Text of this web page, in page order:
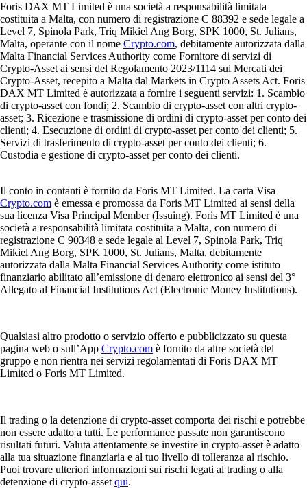
Foris DAX MT Limited è una società a responsabilità limitata
costituita a Malta, con numero di registrazione C 88392 e sede legale a
Level 7, Spinola Park, Triq Mikiel Ang Borg, SPK 1000, St. Julians,
Malta, operante con il nome Crypto.com, debitamente autorizzata dalla
Malta Financial Services Authority come Fornitore di servizi di
Crypto-Asset ai sensi del Regolamento 2023/1114 sui Mercati dei
Crypto-Asset, recepito a Malta dal Markets in Crypto Assets Act. Foris
DAX MT Limited è autorizzata a fornire i seguenti servizi: 1. Scambio
di crypto-asset con fondi; 2. Scambio di crypto-asset con altri crypto-
asset; 3. Ricezione e trasmissione di ordini di crypto-asset per conto dei
clienti; 4. Esecuzione di ordini di crypto-asset per conto dei clienti; 5.
Servizi di trasferimento di crypto-asset per conto dei clienti; 6.
Custodia e gestione di crypto-asset per conto dei clienti.
Il conto in contanti è fornito da Foris MT Limited. La carta Visa
Crypto.com è emessa e promossa da Foris MT Limited ai sensi della
sua licenza Visa Principal Member (Issuing). Foris MT Limited è una
società a responsabilità limitata costituita a Malta, con numero di
registrazione C 90348 e sede legale al Level 7, Spinola Park, Triq
Mikiel Ang Borg, SPK 1000, St. Julians, Malta, debitamente
autorizzata dalla Malta Financial Services Authority come istituto
finanziario abilitato all’emissione di denaro elettronico ai sensi del 3°
Allegato al Financial Institutions Act (Electronic Money Institutions).
Qualsiasi altro prodotto o servizio offerto e pubblicizzato su questa
pagina web o sull’App Crypto.com è fornito da altre società del
gruppo e non rientra nei servizi regolamentati di Foris DAX MT
Limited o Foris MT Limited.
Il trading o la detenzione di crypto-asset comporta dei rischi e potrebbe
non essere adatto a tutti. Le performance passate non garantiscono
risultati futuri. Valuta attentamente se investire in crypto-asset è adatto
alla tua situazione finanziaria e al tuo livello di tolleranza al rischio.
Puoi trovare ulteriori informazioni sui rischi legati al trading o alla
detenzione di crypto-asset qui.